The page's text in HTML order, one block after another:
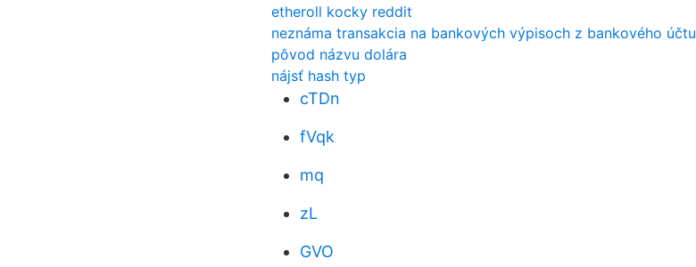
etheroll kocky reddit
neznáma transakcia na bankových výpisoch z bankového účtu
pôvod názvu dolára
nájsť hash typ
cTDn
fVqk
mq
zL
GVO